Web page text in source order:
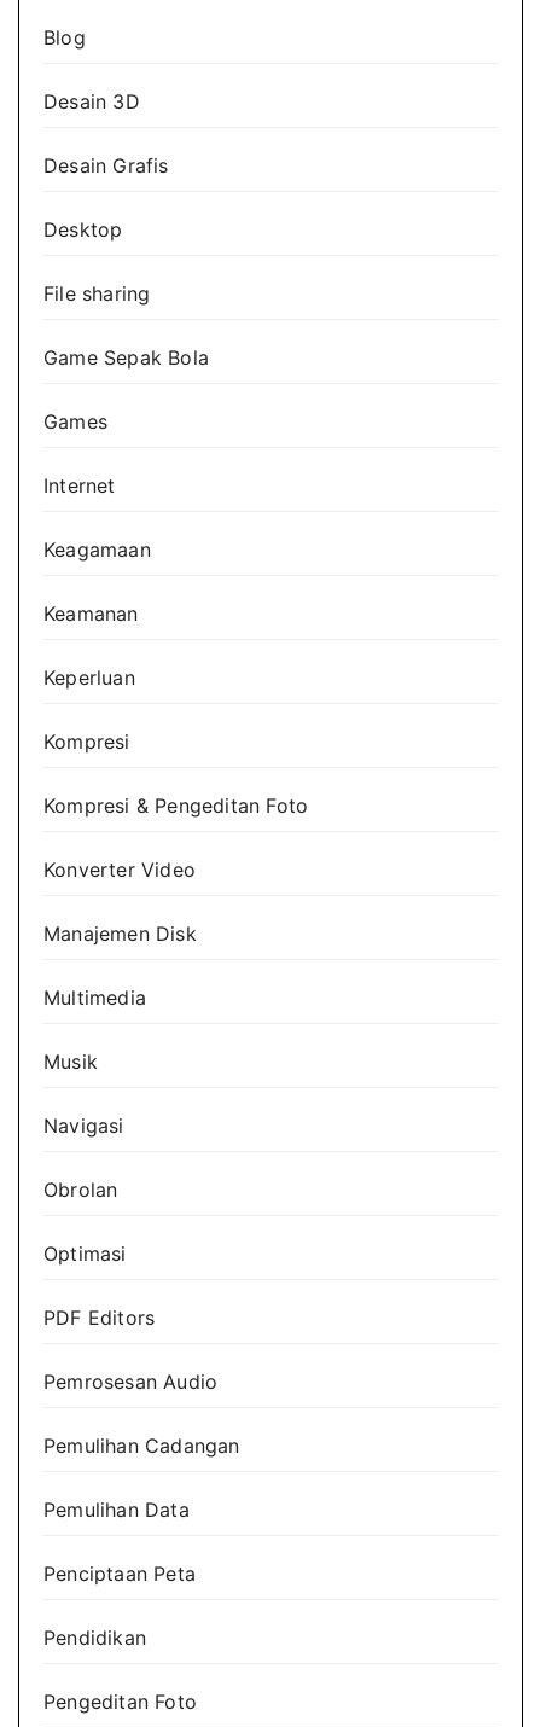
Blog
Desain 3D
Desain Grafis
Desktop
File sharing
Game Sepak Bola
Games
Internet
Keagamaan
Keamanan
Keperluan
Kompresi
Kompresi & Pengeditan Foto
Konverter Video
Manajemen Disk
Multimedia
Musik
Navigasi
Obrolan
Optimasi
PDF Editors
Pemrosesan Audio
Pemulihan Cadangan
Pemulihan Data
Penciptaan Peta
Pendidikan
Pengeditan Foto